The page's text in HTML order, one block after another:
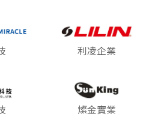
利凌企業
燦金實業